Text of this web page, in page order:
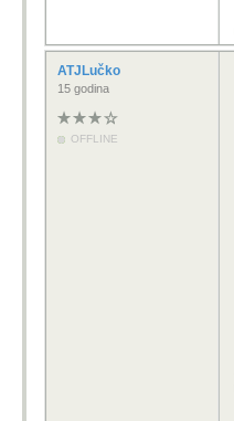
ATJLučko
15 godina
OFFLINE